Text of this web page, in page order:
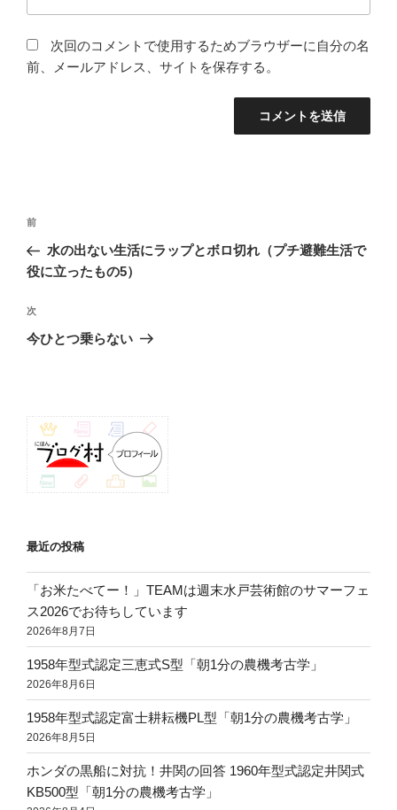
次回のコメントで使用するためブラウザーに自分の名
前、メールアドレス、サイトを保存する。
投
ナ
ゲ
ー
前
の
投
前
水の出ない生活にラップとボロ切れ（プチ避難生活で
役に立ったもの5）
次
の
次
今ひとつ乗らない
最近の投稿
「お米たべてー！」TEAMは週末水戸芸術館のサマーフェ
ス2026でお待ちしています
2026年8月7日
1958年型式認定三恵式S型「朝1分の農機考古学」
2026年8月6日
1958年型式認定富士耕耘機PL型「朝1分の農機考古学」
2026年8月5日
ホンダの黒船に対抗！井関の回答 1960年型式認定井関式
KB500型「朝1分の農機考古学」